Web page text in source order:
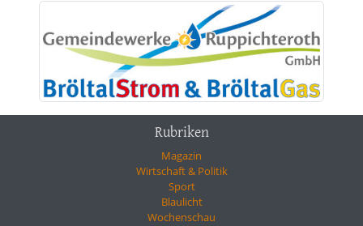
Rubriken
Magazin
Wirtschaft & Politik
Sport
Blaulicht
Wochenschau